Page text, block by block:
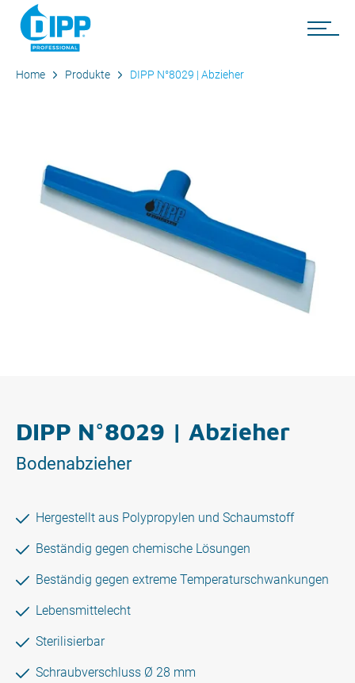
Home Produkte DIPP N°8029 | Abzieher
DIPP N°8029 | Abzieher
Bodenabzieher
Hergestellt aus Polypropylen und Schaumstoff
Beständig gegen chemische Lösungen
Beständig gegen extreme Temperaturschwankungen
Lebensmittelecht
Sterilisierbar
Schraubverschluss Ø 28 mm